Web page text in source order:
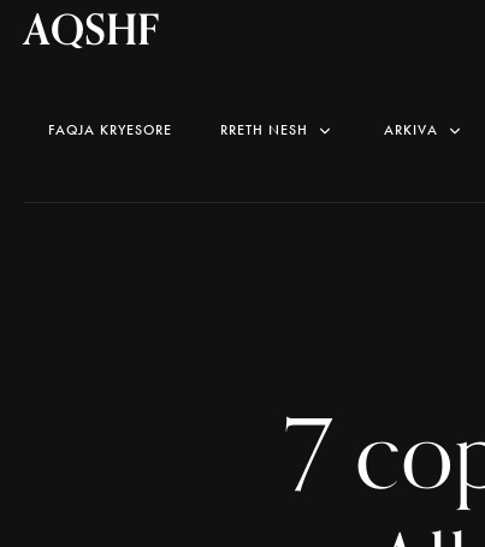
AQSHF
FAQJA KRYESORE RRETH NESH ARKIVA
7